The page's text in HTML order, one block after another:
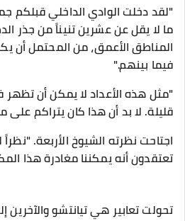
"لقد دخلت الوادي الداخلي قبلكم
ما لا يقل عن عشرين تنيناً من جذر
المناطق الأعمق، من المحتمل أن
فيما بينهم."
"مثل هذه الأعداد لا يمكن أن
قليلة. لا بد أن هذا كان يتراكم
اجتاحت نظرته الشيوخ الأربعة.
تعتقدون أنه يمكننا مغادرة هذا
تحولت تعابير هي تيانتشو والآخرين